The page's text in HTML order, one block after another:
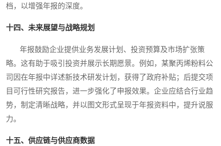
档，以增强年报的深度。
十四、未来展望与战略规划
年报鼓励企业提供业务发展计划、投资预算及市场扩张策
略。这有助于吸引投资并展示长期愿景。例如，某聚丙烯粉料公
司因在年报中详述新技术研发计划，获得了政府补贴；后提交项
目可行性研究报告，进一步强化了申报效果。企业应结合行业趋
势，制定清晰战略，并以图文形式呈现于年报资料中，提升说服
力。
十五、供应链与供应商数据